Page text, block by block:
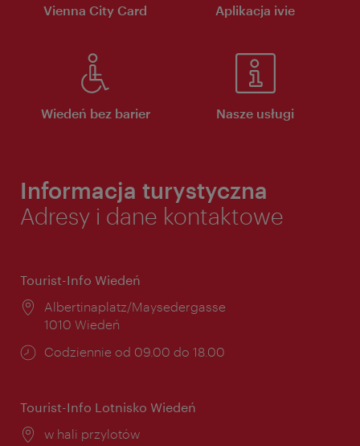
Vienna City Card Aplikacja ivie
Wiedeń bez barier Nasze usługi
Informacja turystyczna
Adresy i dane kontaktowe
Tourist-Info Wiedeń
Miejsce:
Albertinaplatz/Maysedergasse
1010 Wiedeń
Godziny
Codziennie od 09.00 do 18.00
Tourist-Info Lotnisko Wiedeń
Miejsce:
w hali przylotów